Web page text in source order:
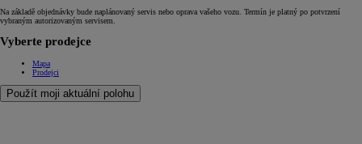
Na základě objednávky bude naplánovaný servis nebo oprava vašeho vozu. Termín je platný po potvrzení
vybraným autorizovaným servisem.
Vyberte prodejce
Mapa
Prodejci
Použít moji aktuální polohu